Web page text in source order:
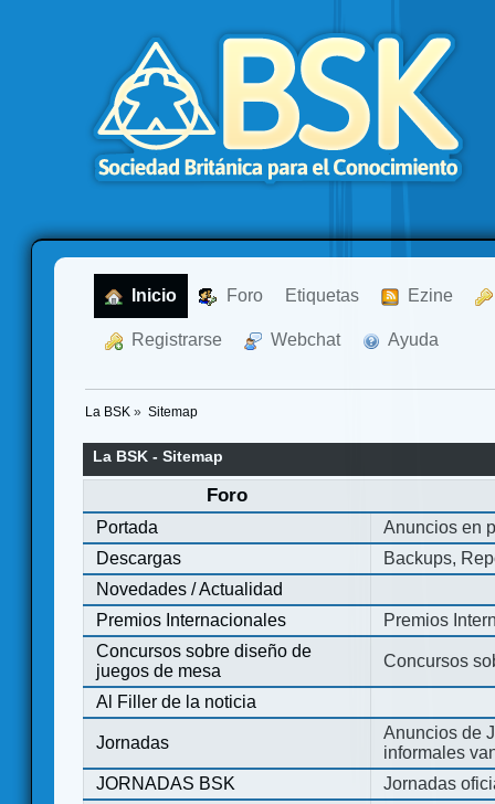
Inicio Foro Etiquetas Ezine
Registrarse Webchat Ayuda
La BSK » Sitemap
La BSK - Sitemap
Foro
Portada
Anuncios en
Descargas
Backups,
Novedades / Actualidad
Premios Internacionales
Premios
Concursos sobre diseño de
juegos de mesa
Concursos
Al Filler de la noticia
Jornadas
Anuncios de
informales
JORNADAS BSK
Jornadas